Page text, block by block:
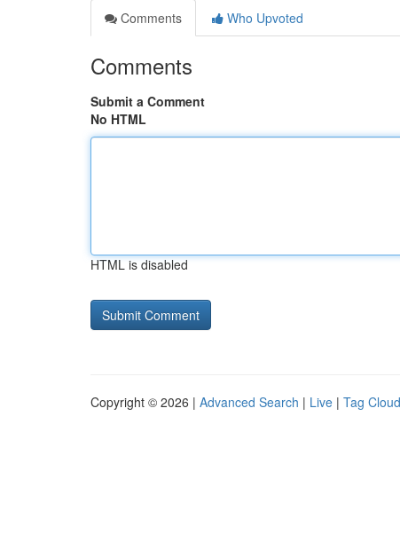
Comments
Who Upvoted
Comments
Submit a Comment
No HTML
HTML is disabled
Copyright © 2026 | Advanced Search | Live | Tag Cloud